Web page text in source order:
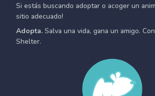
Si estás buscando adoptar o acoger un
sitio adecuado!
Adopta. Salva una vida, gana un amigo.
Shelter.